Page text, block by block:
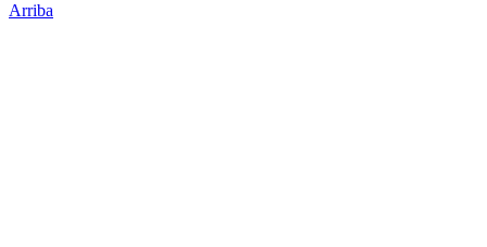
Arriba